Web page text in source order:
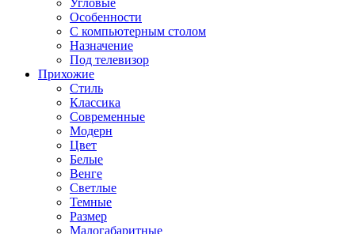
Угловые
Особенности
С компьютерным столом
Назначение
Под телевизор
Прихожие
Стиль
Классика
Современные
Модерн
Цвет
Белые
Венге
Светлые
Темные
Размер
Малогабаритные